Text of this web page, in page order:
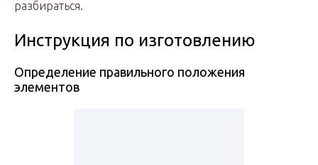
разбираться.
Инструкция по изготовлению
Определение правильного положения
элементов